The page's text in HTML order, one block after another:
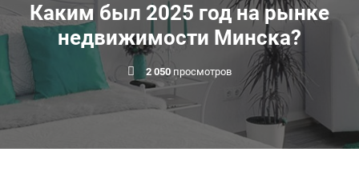
Каким был 2025 год на рынке
недвижимости Минска?
2 050просмотров